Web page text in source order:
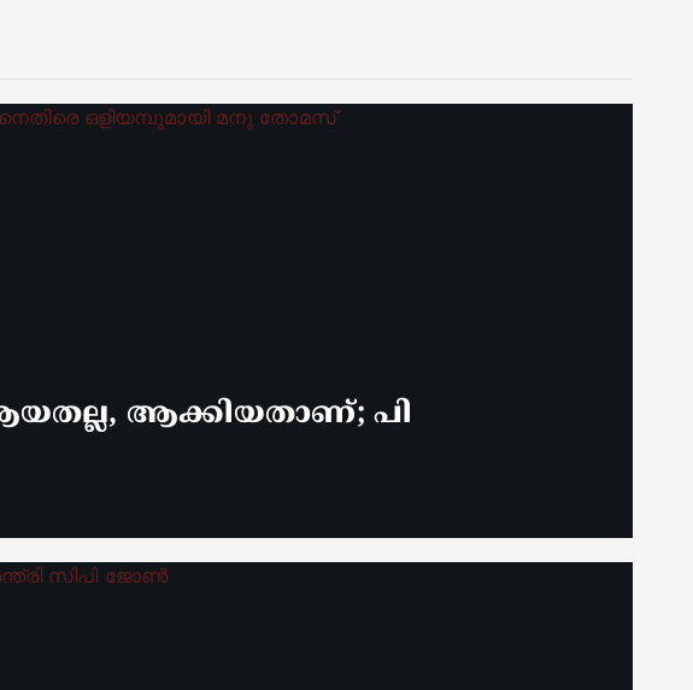
ആക്കിയതാണ്; പി